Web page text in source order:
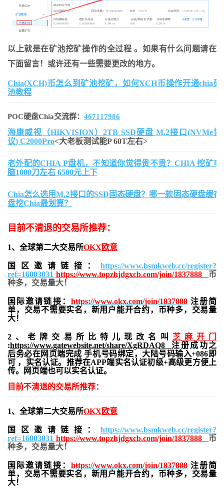
以上就是在矿池挖矿操作的全过程 。如果有什么问题请在
下面留言！或许还有一些需要更改的地方。
Chia(XCH)币怎么到矿池挖矿，如何XCH币操作开通chia矿
池教程
POC硬盘Chia交流群： 467117986
海康威视（HIKVISION）2TB SSD硬盘 M.2接口(NVMe协
议) C2000Pro<大老板测试能P 60T左右>
老外配的CHIA P盘机，不知道你觉得贵不贵？CHIA 挖矿电
脑1000刀左右 6500元上下
Chia怎么选用M.2接口的SSD固态硬盘？哪一款固态硬盘缓存
盘挖Chia最划算？
目前不清退的交易所推荐：
1、全球第二大交易所OKX欧意
国区邀请链接： https://www.bsmkweb.cc/register?
ref=16003031 https://www.topzhjdgxcb.com/join/1837888 币
种多，交易量大！
国际邀请链接： https://www.okx.com/join/1837888注册简
单，交易不需要实名，新用户能开合约， 币种多，交易量
大！
2、老牌交易所比特儿现改名叫 芝麻开门
:https://www.gatewebsite.net/share/XgRDAQ8 注册成功之
后务必在网页端完成 手机号码绑定，大陆号码输入+086即
可 ，实名认证。推荐在APP端实名认证初级+高级更方便上
传。网页端也可以实名认证。
目前不清退的交易所推荐：
1、全球第二大交易所OKX欧意
国区邀请链接： https://www.bsmkweb.cc/register?
ref=16003031 https://www.topzhjdgxcb.com/join/1837888 币
种多，交易量大！
国际邀请链接： https://www.okx.com/join/1837888注册简
单，交易不需要实名，新用户能开合约， 币种多，交易量
大！